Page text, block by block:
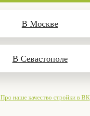
В Москве
В Севастополе
Про наше качество стройки в ВК